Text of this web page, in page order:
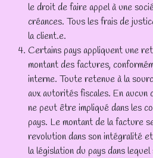
le droit de faire appel à une
créances. Tous les frais de
la client.e.
Certains pays appliquent une
montant des factures,
interne. Toute retenue à la
aux autorités fiscales. En
ne peut être impliqué dans les
pays. Le montant de la facture
revolution dans son intégralité
la législation du pays dans